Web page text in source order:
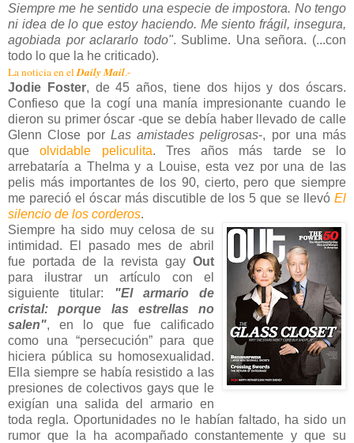
Siempre me he sentido una especie de impostora. No tengo
ni idea de lo que estoy haciendo. Me siento frágil, insegura,
agobiada por aclararlo todo". Sublime. Una señora. (...con
todo lo que la he criticado).
La noticia en elDaily Mail.-
Jodie Foster, de 45 años, tiene dos hijos y dos óscars.
Confieso que la cogí una manía impresionante cuando le
dieron su primer óscar -que se debía haber llevado de calle
Glenn Close por Las amistades peligrosas-, por una más
queolvidable peliculita. Tres años más tarde se lo
arrebataría a Thelma y a Louise, esta vez por una de las
pelis más importantes de los 90, cierto, pero que siempre
me pareció el óscar más discutible de los 5 que se llevó El
silencio de los corderos.
Siempre ha sido muy celosa de su
intimidad. El pasado mes de abril
fue portada de la revista gay Out
para ilustrar un artículo con el
siguiente titular: "El armario de
cristal: porque las estrellas no
salen", en lo que fue calificado
como una “persecución” para que
hiciera pública su homosexualidad.
Ella siempre se había resistido a las
presiones de colectivos gays que le
exigían una salida del armario en
toda regla. Oportunidades no le habían faltado, ha sido un
rumor que la ha acompañado constantemente y que su